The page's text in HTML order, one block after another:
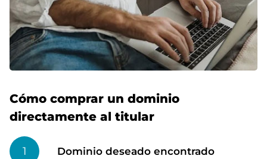
Cómo comprar un dominio
directamente al titular
1 Dominio deseado encontrado